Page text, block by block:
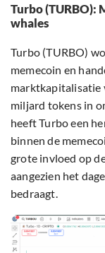
Turbo (TURBO):
whales
Turbo (TURBO)
memecoin en
marktkapitalisatie
miljard tokens in
heeft Turbo een
binnen de
grote invloed op
aangezien het
bedraagt.